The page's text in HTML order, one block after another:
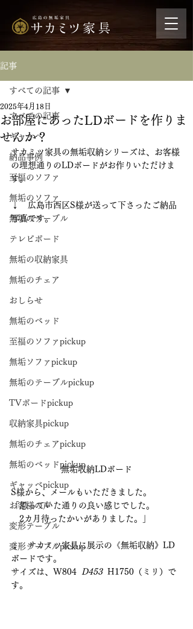
記事
すべての記事
ギャッベ
納品事例
至福のソファ
無垢のソファ
無垢のテーブル
テレビボード
無垢の収納家具
無垢のチェア
おしらせ
無垢のベッド
至福のソファpickup
無垢ソファpickup
無垢のテーブルpickup
TVボードpickup
収納家具pickup
無垢のチェアpickup
無垢のベッドpickup
ギャッベpickup
お客様の声
変形テーブル
変形テーブルpickup
すべての記事
お部屋にあったLDボードを作りま
せんか？
2025年4月18日
サカミツ家具の無垢収納シリーズは、お客様
の理想通りのLDボードがお作りいただけま
す。
↓　広島市西区S様が送って下さったご納品
写真です。
無垢収納LDボード
S様から、メールもいただきました。
「思っていた通りの良い感じでした。
2カ月待ったかいがありました。」
↓　サカミツ家具に展示の《無垢収納》LD
ボードです。
サイズは、 W804 D453 H1750（ミリ）で
す。